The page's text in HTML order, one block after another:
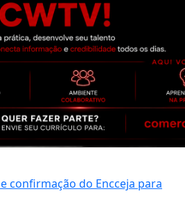
confirmação do Encceja para